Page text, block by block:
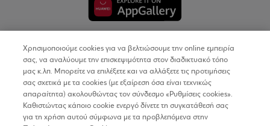
Copyright © 2026
Όροι Χρήσης
Προσωπικά Δεδομένα στον Διαδικτυακό Τόπο
Χρησιμοποιούμε cookies για να βελτιώσουμε την online εμπειρία
σας, να αναλύουμε την επισκεψιμότητα στον διαδικτυακό τόπο
μας κ.λπ. Μπορείτε να επιλέξετε και να αλλάξετε τις προτιμήσεις
σας σχετικά με τα cookies (με εξαίρεση όσα είναι τεχνικώς
απαραίτητα) ακολουθώντας τον σύνδεσμο «Ρυθμίσεις cookies».
Καθιστώντας κάποιο cookie ενεργό δίνετε τη συγκατάθεσή σας
για τη χρήση αυτού σύμφωνα με τα προβλεπόμενα στην